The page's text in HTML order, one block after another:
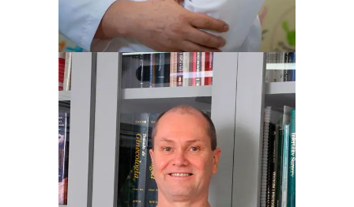
JOÃO MICHELON